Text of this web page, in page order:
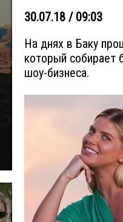
30.07.18 / 09:03
На днях в Баку
который собирает
шоу-бизнеса.